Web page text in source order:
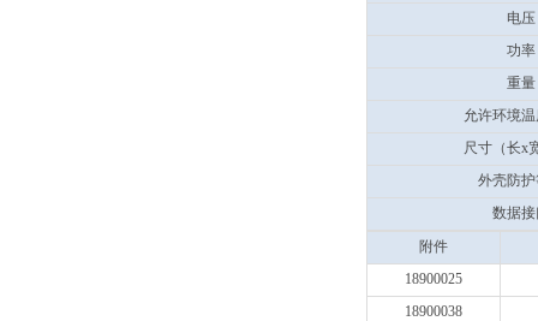
电压
功率
重量
允许环境
尺寸（长x
外壳防
数据
附件
18900025
18900038